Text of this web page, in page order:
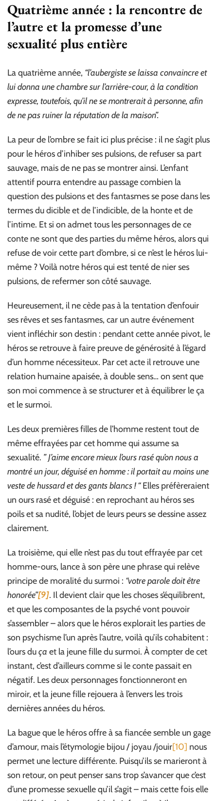
Quatrième année : la rencontre de
l’autre et la promesse d’une
sexualité plus entière
La quatrième année, “l’aubergiste se laissa convaincre et
lui donna une chambre sur l’arrière-cour, à la condition
expresse, toutefois, qu’il ne se montrerait à personne, afin
de ne pas ruiner la réputation de la maison”.
La peur de l’ombre se fait ici plus précise : il ne s’agit plus
pour le héros d’inhiber ses pulsions, de refuser sa part
sauvage, mais de ne pas se montrer ainsi. L’enfant
attentif pourra entendre au passage combien la
question des pulsions et des fantasmes se pose dans les
termes du dicible et de l’indicible, de la honte et de
l’intime. Et si on admet tous les personnages de ce
conte ne sont que des parties du même héros, alors qui
refuse de voir cette part d’ombre, si ce n’est le héros lui-
même ? Voilà notre héros qui est tenté de nier ses
pulsions, de refermer son côté sauvage.
Heureusement, il ne cède pas à la tentation d’enfouir
ses rêves et ses fantasmes, car un autre événement
vient infléchir son destin : pendant cette année pivot, le
héros se retrouve à faire preuve de générosité à l’égard
d’un homme nécessiteux. Par cet acte il retrouve une
relation humaine apaisée, à double sens… on sent que
son moi commence à se structurer et à équilibrer le ça
et le surmoi.
Les deux premières filles de l’homme restent tout de
même effrayées par cet homme qui assume sa
sexualité. ” J’aime encore mieux l’ours rasé qu’on nous a
montré un jour, déguisé en homme : il portait au moins une
veste de hussard et des gants blancs ! “Elles préfèreraient
un ours rasé et déguisé : en reprochant au héros ses
poils et sa nudité, l’objet de leurs peurs se dessine assez
clairement.
La troisième, qui elle n’est pas du tout effrayée par cet
homme-ours, lance à son père une phrase qui relève
principe de moralité du surmoi : “votre parole doit être
honorée”[9]. Il devient clair que les choses s’équilibrent,
et que les composantes de la psyché vont pouvoir
s’assembler – alors que le héros explorait les parties de
son psychisme l’un après l’autre, voilà qu’ils cohabitent :
l’ours duça et la jeune fille du surmoi. À compter de cet
instant, c’est d’ailleurs comme si le conte passait en
négatif. Les deux personnages fonctionneront en
miroir, et la jeune fille rejouera à l’envers les trois
dernières années du héros.
La bague que le héros offre à sa fiancée semble un gage
d’amour, mais l’étymologie bijou / joyau /jouir[10] nous
permet une lecture différente. Puisqu’ils se marieront à
son retour, on peut penser sans trop s’avancer que c’est
d’une promesse sexuelle qu’il s’agit – mais cette fois elle